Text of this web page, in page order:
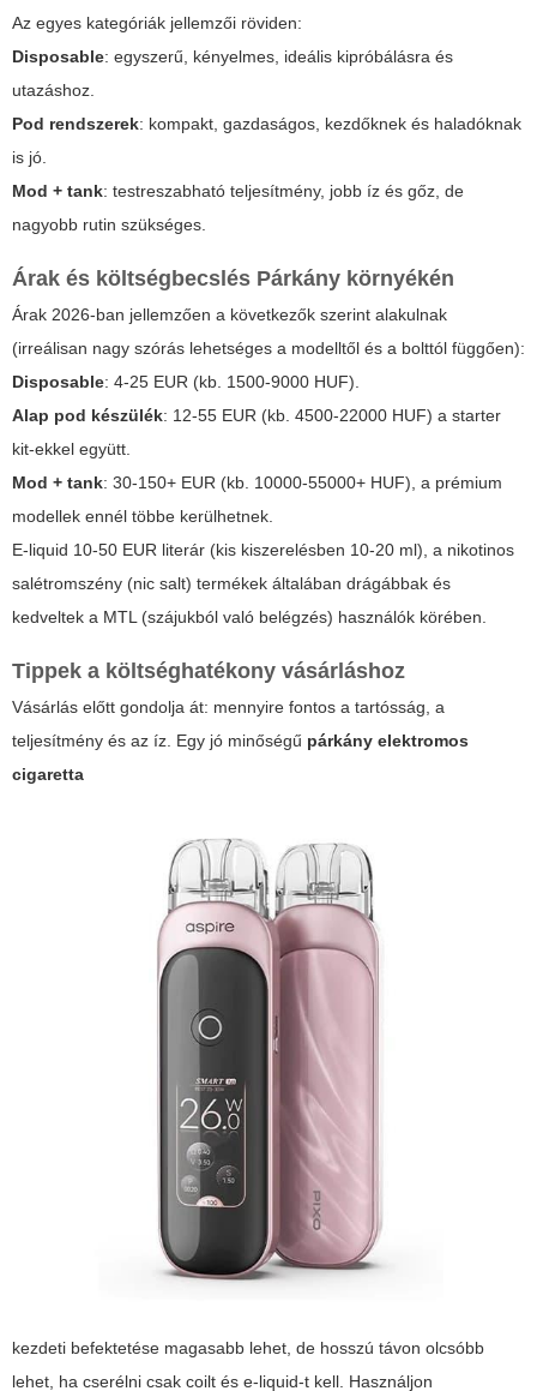
Az egyes kategóriák jellemzői röviden:
Disposable: egyszerű, kényelmes, ideális kipróbálásra és
utazáshoz.
Pod rendszerek: kompakt, gazdaságos, kezdőknek és haladóknak
is jó.
Mod + tank: testreszabható teljesítmény, jobb íz és gőz, de
nagyobb rutin szükséges.
Árak és költségbecslés Párkány környékén
Árak 2026-ban jellemzően a következők szerint alakulnak
(irreálisan nagy szórás lehetséges a modelltől és a bolttól függően):
Disposable: 4-25 EUR (kb. 1500-9000 HUF).
Alap pod készülék: 12-55 EUR (kb. 4500-22000 HUF) a starter
kit-ekkel együtt.
Mod + tank: 30-150+ EUR (kb. 10000-55000+ HUF), a prémium
modellek ennél többe kerülhetnek.
E-liquid 10-50 EUR literár (kis kiszerelésben 10-20 ml), a nikotinos
salétromszény (nic salt) termékek általában drágábbak és
kedveltek a MTL (szájukból való belégzés) használók körében.
Tippek a költséghatékony vásárláshoz
Vásárlás előtt gondolja át: mennyire fontos a tartósság, a
teljesítmény és az íz. Egy jó minőségű párkány elektromos
cigaretta
kezdeti befektetése magasabb lehet, de hosszú távon olcsóbb
lehet, ha cserélni csak coilt és e-liquid-t kell. Használjon